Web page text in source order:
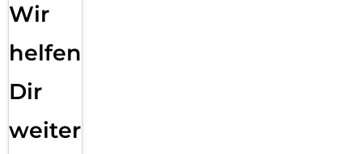
Wir
helfen
Dir
weiter